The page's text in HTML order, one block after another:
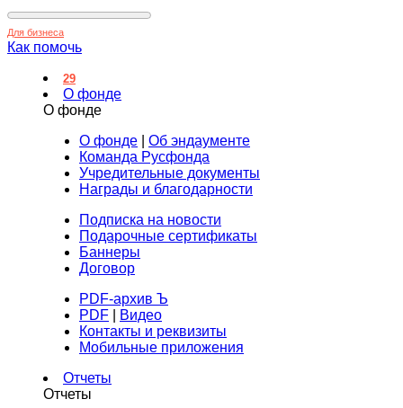
Для бизнеса
Как помочь
29
О фонде
О фонде
О фонде
Об эндаументе
Команда Русфонда
Учредительные документы
Награды и благодарности
Подписка на новости
Подарочные сертификаты
Баннеры
Договор
PDF-архив Ъ
PDF
Видео
Контакты и реквизиты
Мобильные приложения
Отчеты
Отчеты